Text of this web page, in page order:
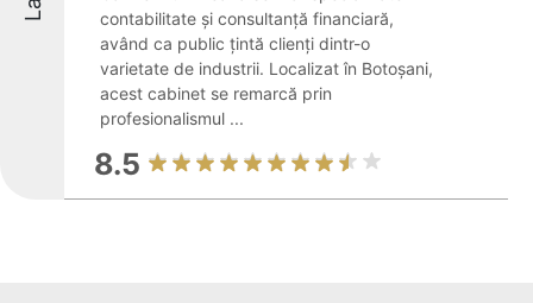
contabilitate și consultanță financiară,
având ca public țintă clienți dintr-o
varietate de industrii. Localizat în Botoșani,
acest cabinet se remarcă prin
profesionalismul ...
8.5